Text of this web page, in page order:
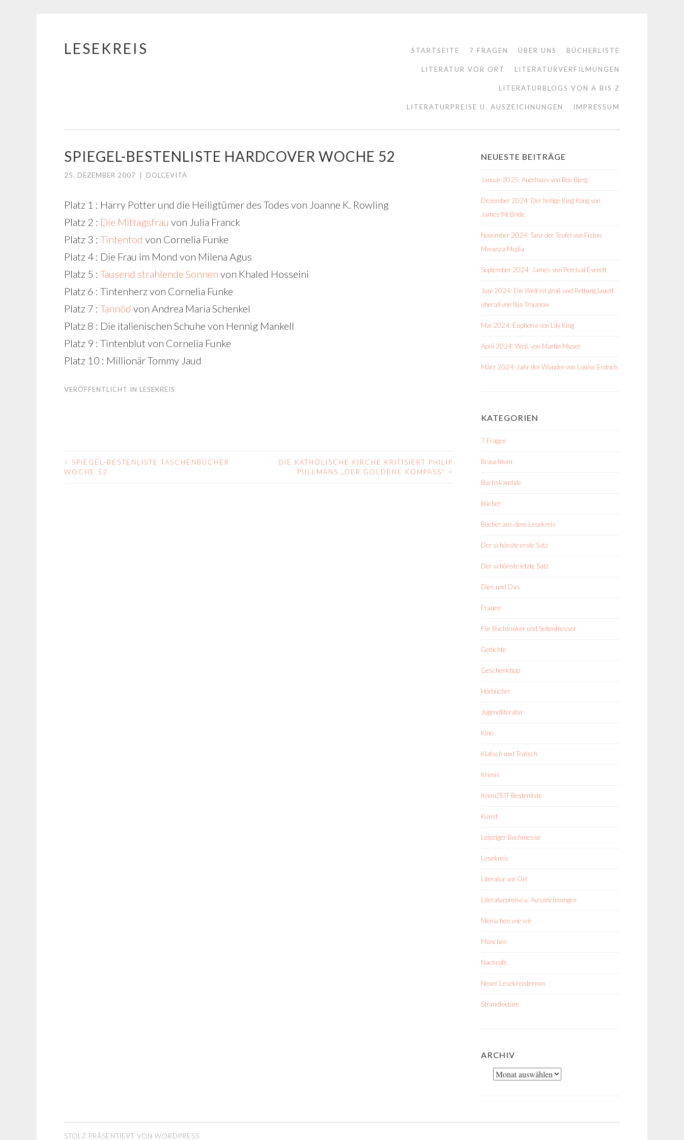
Springe
LESEKREIS STARTSEITE 7 FRAGEN ÜBER UNS BÜCHERLISTE
LITERATUR VOR ORT LITERATURVERFILMUNGEN
LITERATURBLOGS VON A BIS Z
LITERATURPREISE U. AUSZEICHNUNGEN IMPRESSUM
SPIEGEL-BESTENLISTE HARDCOVER WOCHE 52
25. DEZEMBER 2007 DOLCEVITA
Platz 1 : Harry Potter und die Heiligtümer des Todes von Joanne K. Rowling
Platz 2 : Die Mittagsfrau von Julia Franck
Platz 3 : Tintentod von Cornelia Funke
Platz 4 : Die Frau im Mond von Milena Agus
Platz 5 : Tausend strahlende Sonnen von Khaled Hosseini
Platz 6 : Tintenherz von Cornelia Funke
Platz 7 : Tannöd von Andrea Maria Schenkel
Platz 8 : Die italienischen Schuhe von Hennig Mankell
Platz 9 : Tintenblut von Cornelia Funke
Platz 10 : Millionär Tommy Jaud
VERÖFFENTLICHT IN LESEKREIS
BEITRAGS-
<
SPIEGEL-BESTENLISTE TASCHENBÜCHER
WOCHE 52
DIE KATHOLISCHE KIRCHE KRITISIERT PHILIP
PULLMANS „DER GOLDENE KOMPASS“ >
NEUESTE BEITRÄGE
Januar 2025: Auerhaus von Bov Bjerg
Dezember 2024: Der heilige King Kong von
James McBride
November 2024: Tanz der Teufel von Fiston
Mwanza Mujila
September 2024: James von Percival Everett
Juni 2024: Die Welt ist groß und Rettung lauert
überall von Ilija Trojanow
Mai 2024: Euphoria von Lily King
April 2024: Weil. von Martin Muser
März 2024: Jahr der Wunder von Louise Erdrich
KATEGORIEN
7 Fragen
Brauchtum
Buchskandale
Bücher
Bücher aus dem Lesekreis
Der schönste erste Satz
Der schönste letzte Satz
Dies und Das
Frauen
Für Buchtrinker und Seitenfresser
Gedichte
Geschenktipp
Hörbücher
Jugendliteratur
Kino
Klatsch und Tratsch
Krimis
KrimiZEIT-Bestenliste
Kunst
Leipziger Buchmesse
Lesekreis
Literatur vor Ort
Literaturpreise u. Auszeichnungen
Menschen wie wir
München
Nachrufe
Neuer Lesekreistermin
Strandlektüre
ARCHIV
Archiv
STOLZ PRÄSENTIERT VON WORDPRESS